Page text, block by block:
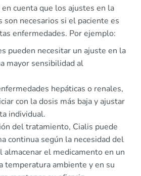
cuenta que los ajustes en la
son necesarios si el paciente es
enfermedades. Por ejemplo:
pueden necesitar un ajuste en la
mayor sensibilidad al
hepáticas o renales,
con la dosis más baja y ajustar
individual.
del tratamiento, Cialis puede
continua según la necesidad del
almacenar el medicamento en un
temperatura ambiente y en su